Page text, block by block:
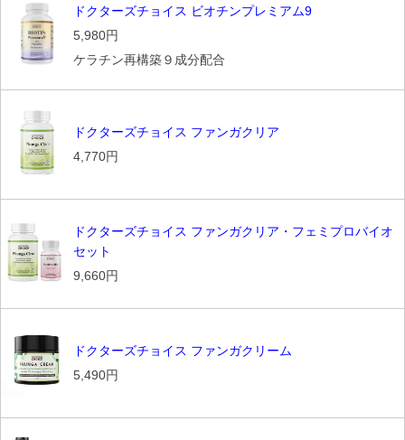
ドクターズチョイス ビオチンプレミアム9
5,980円
ケラチン再構築９成分配合
ドクターズチョイス ファンガクリア
4,770円
ドクターズチョイス ファンガクリア・フェミプロバイオ
セット
9,660円
ドクターズチョイス ファンガクリーム
5,490円